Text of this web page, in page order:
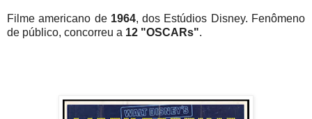
Filme americano de 1964, dos Estúdios Disney. Fenômeno
de público, concorreu a 12 "OSCARs".